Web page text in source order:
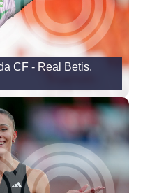
CF - Real Betis.